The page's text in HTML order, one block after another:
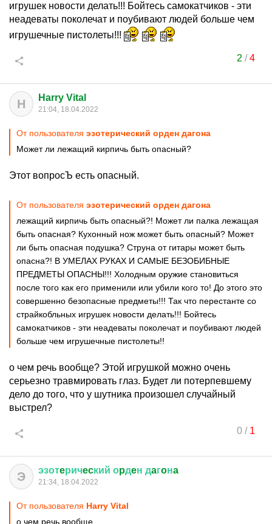
игрушек новости делать!!! Бойтесь самокатчиков - эти
неадеваты поколечат и поубивают людей больше чем
игрушечные пистолеты!!!
2 /4
H Harry Vital
21:04, 18.04.2022
От пользователя эзотeричecкий оpдeн дaгoнa
Может ли лежащий кирпичь быть опасный?
Этот вопросЪ есть опасный.
От пользователя эзотeричecкий оpдeн дaгoнa
лежащий кирпичь быть опасный?! Может ли палка лежащая
быть опасная? Кухонный нож может быть опасный? Может
ли быть опасная подушка? Струна от гитары может быть
опасна?! В УМЕЛАХ РУКАХ И САМЫЕ БЕЗОБИБНЫЕ
ПРЕДМЕТЫ ОПАСНЫ!!! Холодным оружие становиться
после того как его применили или убили кого то! До этого это
совершенно безопасные предметы!!! Так что перестанте со
страйкобльных игрушек новости делать!!! Бойтесь
самокатчиков - эти неадеваты поколечат и поубивают людей
больше чем игрушечные пистолеты!!
о чем речь вообще? Этой игрушкой можно очень
серьезно травмировать глаз. Будет ли потерпевшему
дело до того, что у шутника произошел случайный
выстрел?
0/ 1
Э эзотeричecкий оpдeн дaгoнa
21:34, 18.04.2022
От пользователя Harry Vital
о чем речь вообще